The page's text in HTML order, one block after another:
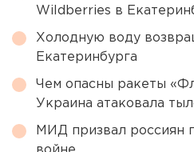
Wildberries в
Холодную воду
Екатеринбурга
Чем опасны ракеты
Украина атаковала
МИД призвал россиян